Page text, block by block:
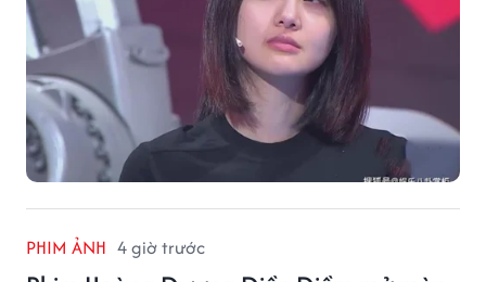
PHIM ẢNH 4 giờ trước